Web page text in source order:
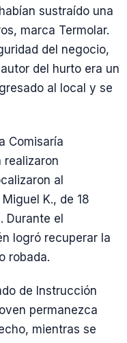
sustraído una
marca Termolar.
del negocio,
del hurto era un
al local y se
Comisaría
realizaron
al
K., de 18
Durante el
logró recuperar la
robada.
de Instrucción
permanezca
mientras se